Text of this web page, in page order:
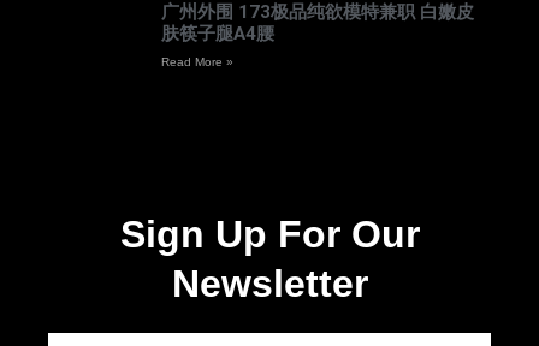
广州外围 173极品纯欲模特兼职 白嫩皮
肤筷子腿A4腰
Read More »
Sign Up For Our
Newsletter